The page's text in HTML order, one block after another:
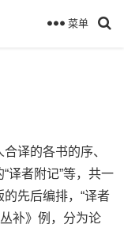
菜单
译的各书的序、
译者附记”等，共一
先后编排，“译者
补》例，分为论